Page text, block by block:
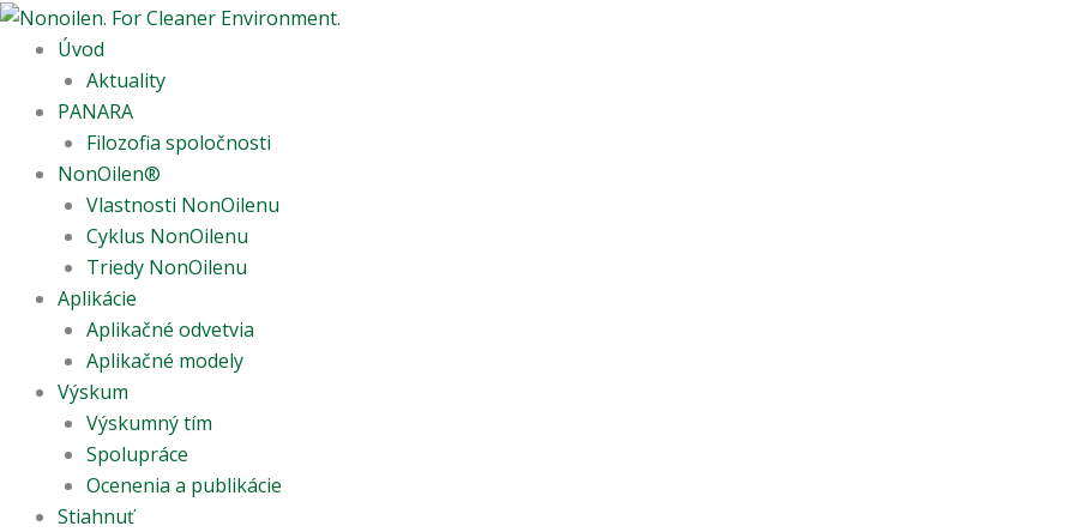
Preskočiť
Úvod
Aktuality
PANARA
Filozofia spoločnosti
NonOilen®
Vlastnosti NonOilenu
Cyklus NonOilenu
Triedy NonOilenu
Aplikácie
Aplikačné odvetvia
Aplikačné modely
Výskum
Výskumný tím
Spolupráce
Ocenenia a publikácie
Stiahnuť